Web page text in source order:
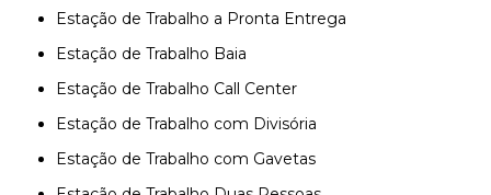
Estação de Trabalho a Pronta Entrega
Estação de Trabalho Baia
Estação de Trabalho Call Center
Estação de Trabalho com Divisória
Estação de Trabalho com Gavetas